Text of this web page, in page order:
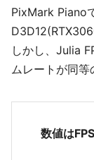
PixMark Piano
しかし、Julia
ムレートが同等
数値はFPS